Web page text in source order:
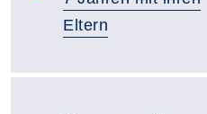
Eltern